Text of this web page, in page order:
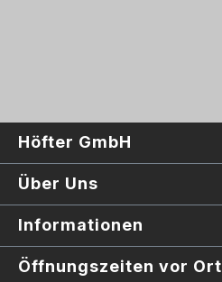
Höfter GmbH
Über Uns
Informationen
Öffnungszeiten vor Ort